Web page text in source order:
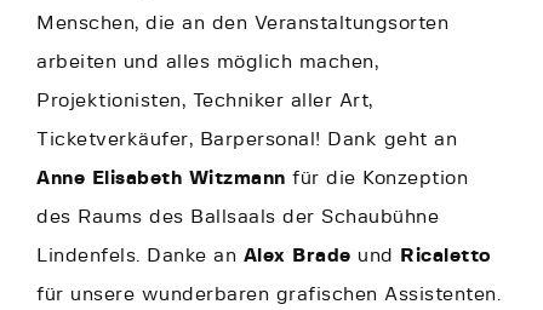
Menschen, die an den Veranstaltungsorten
arbeiten und alles möglich machen,
Projektionisten, Techniker aller Art,
Ticketverkäufer, Barpersonal! Dank geht an
Anne Elisabeth Witzmann für die Konzeption
des Raums des Ballsaals der Schaubühne
Lindenfels. Danke an Alex Brade und
Ricaletto
für unsere wunderbaren grafischen Assistenten.